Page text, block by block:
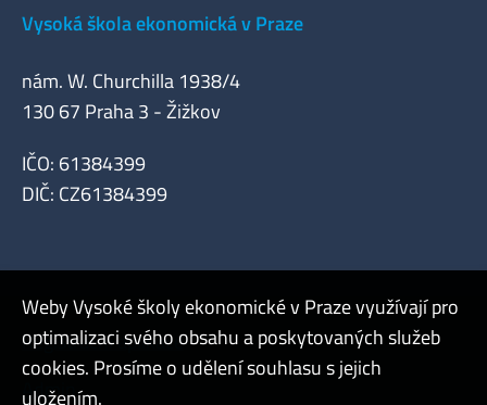
Vysoká škola ekonomická v Praze
nám. W. Churchilla 1938/4
130 67 Praha 3 - Žižkov
IČO: 61384399
DIČ: CZ61384399
Registrační aplikace
Admin
Weby Vysoké školy ekonomické v Praze využívají pro
optimalizaci svého obsahu a poskytovaných služeb
cookies. Prosíme o udělení souhlasu s jejich
uložením.